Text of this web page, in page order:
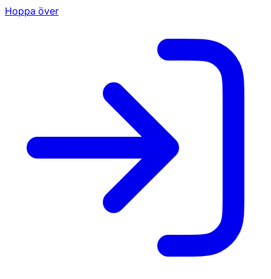
Hoppa över